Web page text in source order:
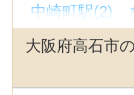
中崎町駅(2)
心斎橋駅(2)
堺筋本町駅(1)
大阪府高石市